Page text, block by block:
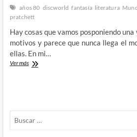
años 80 discworld fantasía literatura
pratchett
Hay cosas que vamos posponiendo
motivos y parece que nunca llega el
ellas. En mi…
Ver másMundodisco:
Y
Terry